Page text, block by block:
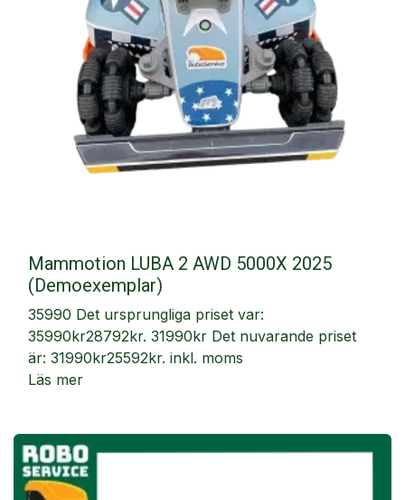
Mammotion LUBA 2 AWD 5000X 2025
(Demoexemplar)
35990 Det ursprungliga priset var:
35990kr28792kr. 31990kr Det nuvarande priset
är: 31990kr25592kr. inkl. moms
Läs mer